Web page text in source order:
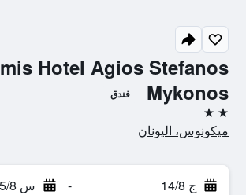
Hotel Agios Stefanos
Mykonos
فندق
2 نجمتين
ميكونوس، اليونان
ج 14/8 - س 15/8